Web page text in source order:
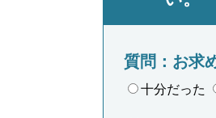
質問：お求
十分だった